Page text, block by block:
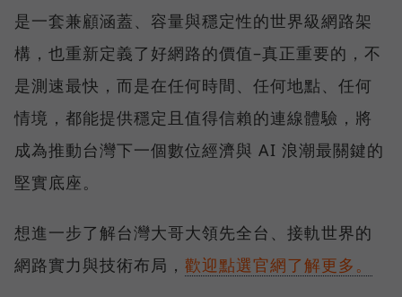
是一套兼顧涵蓋、容量與穩定性的世界級網路架
構，也重新定義了好網路的價值–真正重要的，不
是測速最快，而是在任何時間、任何地點、任何
情境，都能提供穩定且值得信賴的連線體驗，將
成為推動台灣下一個數位經濟與 AI 浪潮最關鍵的
堅實底座。
想進一步了解台灣大哥大領先全台、接軌世界的
網路實力與技術布局， 歡迎點選官網了解更多。